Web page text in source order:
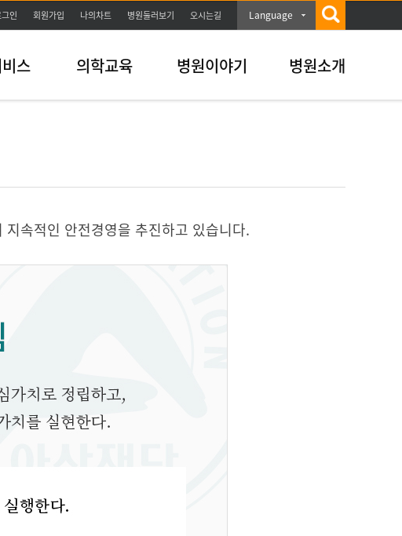
인 회원가입 나의차트 병원둘러보기 오시는길 Language
스 의학교육 병원이야기 병원소개
속적인 안전경영을 추진하고 있습니다.